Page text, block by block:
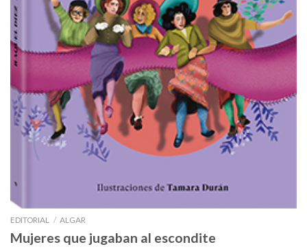
EDITORIAL / ALGAR
Mujeres que jugaban al escondite